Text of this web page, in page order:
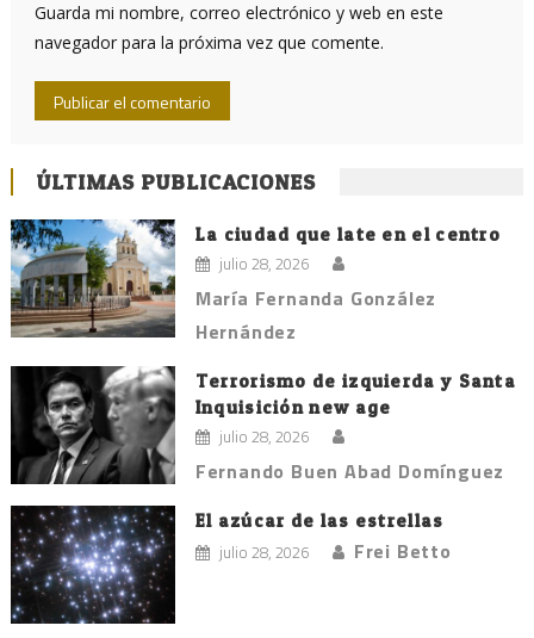
Guarda mi nombre, correo electrónico y web en este
navegador para la próxima vez que comente.
ÚLTIMAS PUBLICACIONES
La ciudad que late en el centro
julio 28, 2026
María Fernanda González
Hernández
Terrorismo de izquierda y Santa
Inquisición new age
julio 28, 2026
Fernando Buen Abad Domínguez
El azúcar de las estrellas
julio 28, 2026 Frei Betto